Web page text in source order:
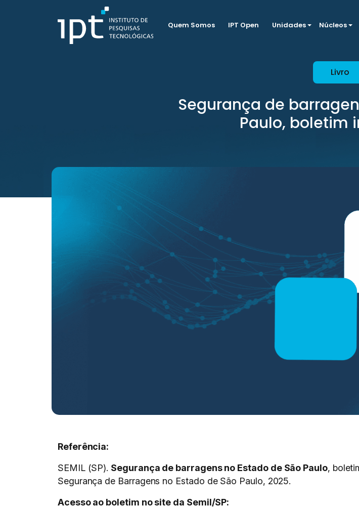
Quem Somos IPT Open Unidades Núcleos
Livro
Segurança de
Paulo, boletim
Referência:
SEMIL (SP). Segurança de barragens no Estado de São Paulo,
Segurança de Barragens no Estado de São Paulo, 2025.
Acesso ao boletim no site da Semil/SP: